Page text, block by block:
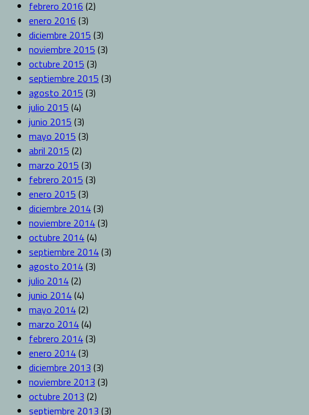
febrero 2016 (2)
enero 2016 (3)
diciembre 2015 (3)
noviembre 2015 (3)
octubre 2015 (3)
septiembre 2015 (3)
agosto 2015 (3)
julio 2015 (4)
junio 2015 (3)
mayo 2015 (3)
abril 2015 (2)
marzo 2015 (3)
febrero 2015 (3)
enero 2015 (3)
diciembre 2014(3)
noviembre 2014(3)
octubre 2014(4)
septiembre 2014(3)
agosto 2014(3)
julio 2014(2)
junio 2014(4)
mayo 2014(2)
marzo 2014(4)
febrero 2014(3)
enero 2014(3)
diciembre 2013 (3)
noviembre 2013 (3)
octubre 2013 (2)
septiembre 2013 (3)